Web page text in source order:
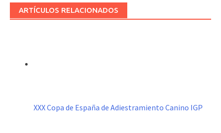
ARTÍCULOS RELACIONADOS
XXX Copa de España de Adiestramiento Canino IGP